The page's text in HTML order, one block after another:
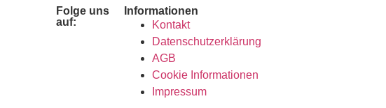
Folge uns
auf:
Informationen
Kontakt
Datenschutzerklärung
AGB
Cookie Informationen
Impressum